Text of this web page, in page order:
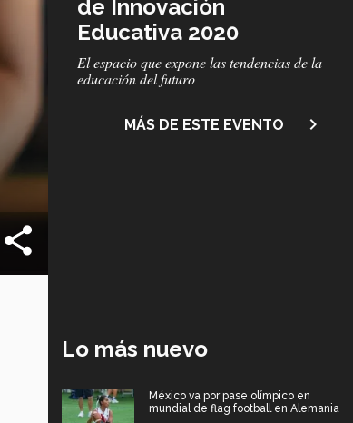
de Innovación
Educativa 2020
Subtítulo
El espacio que expone las tendencias de la
educación del futuro
MÁS DE ESTE EVENTO navigate_next
Lo más nuevo
México va por pase olímpico en
mundial de flag football en Alemania